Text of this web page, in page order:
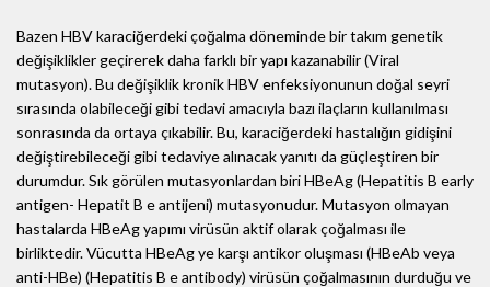
Bazen HBV karaciğerdeki çoğalma döneminde bir takım genetik
değişiklikler geçirerek daha farklı bir yapı kazanabilir (Viral
mutasyon). Bu değişiklik kronik HBV enfeksiyonunun doğal seyri
sırasında olabileceği gibi tedavi amacıyla bazı ilaçların kullanılması
sonrasında da ortaya çıkabilir. Bu, karaciğerdeki hastalığın gidişini
değiştirebileceği gibi tedaviye alınacak yanıtı da güçleştiren bir
durumdur. Sık görülen mutasyonlardan biri HBeAg (Hepatitis B early
antigen- Hepatit B e antijeni) mutasyonudur. Mutasyon olmayan
hastalarda HBeAg yapımı virüsün aktif olarak çoğalması ile
birliktedir. Vücutta HBeAg ye karşı antikor oluşması (HBeAb veya
anti-HBe) (Hepatitis B e antibody) virüsün çoğalmasının durduğu ve